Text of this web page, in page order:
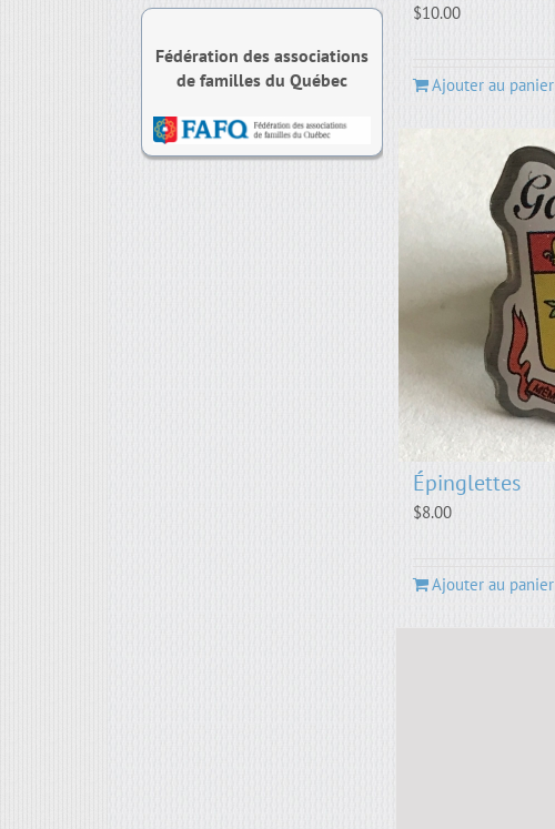
$10.00
Ajouter au panier
Épinglettes
$8.00
Ajouter au panier
Fédération des associations
de familles du Québec